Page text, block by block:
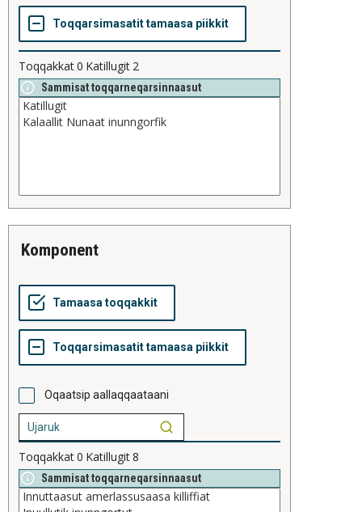
Toqqakkat0 Katillugit 2
Sammisat toqqarneqarsinnaasut
komponent
Oqaatsip aallaqqaataani
Toqqakkat0 Katillugit8
Sammisat toqqarneqarsinnaasut